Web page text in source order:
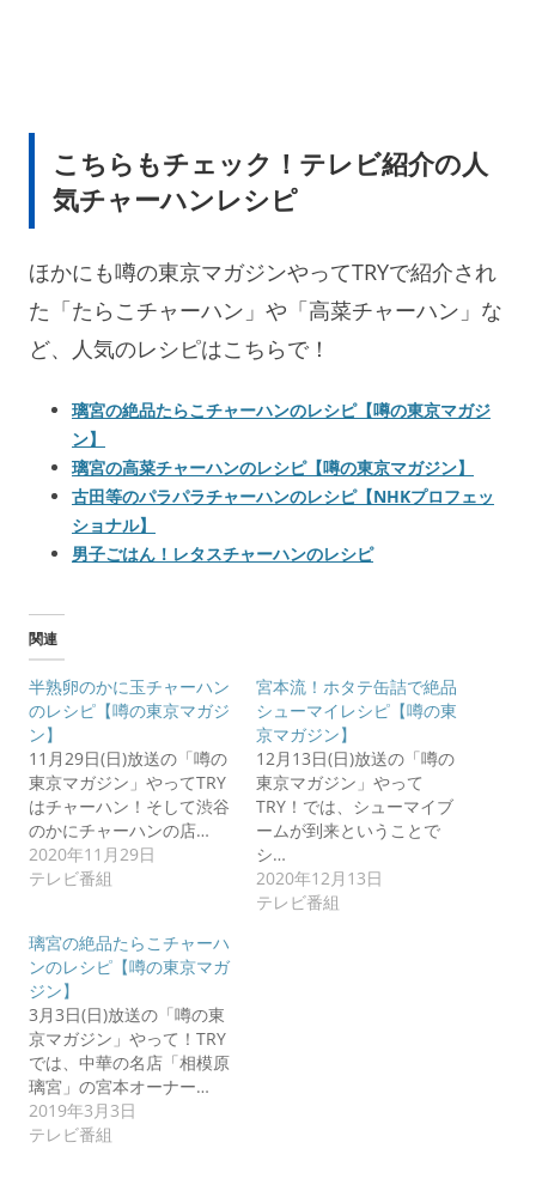
こちらもチェック！テレビ紹介の人
気チャーハンレシピ
ほかにも噂の東京マガジンやってTRYで紹介され
た「たらこチャーハン」や「高菜チャーハン」な
ど、人気のレシピはこちらで！
璃宮の絶品たらこチャーハンのレシピ【噂の東京マガジ
ン】
璃宮の高菜チャーハンのレシピ【噂の東京マガジン】
古田等のパラパラチャーハンのレシピ【NHKプロフェッ
ショナル】
男子ごはん！レタスチャーハンのレシピ
関連
半熟卵のかに玉チャーハン
のレシピ【噂の東京マガジ
ン】
11月29日(日)放送の「噂の
東京マガジン」やってTRY
はチャーハン！そして渋谷
のかにチャーハンの店…
2020年11月29日
テレビ番組
宮本流！ホタテ缶詰で絶品
シューマイレシピ【噂の東
京マガジン】
12月13日(日)放送の「噂の
東京マガジン」やって
TRY！では、シューマイブ
ームが到来ということで
シ…
2020年12月13日
テレビ番組
璃宮の絶品たらこチャーハ
ンのレシピ【噂の東京マガ
ジン】
3月3日(日)放送の「噂の東
京マガジン」やって！TRY
では、中華の名店「相模原
璃宮」の宮本オーナー…
2019年3月3日
テレビ番組